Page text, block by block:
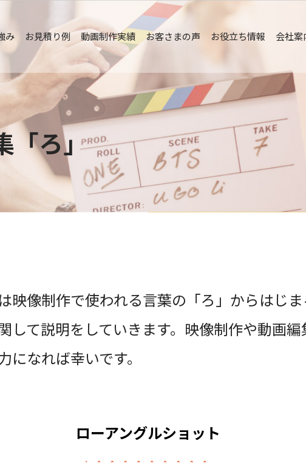
み お見積り例 動画制作実績 お客さまの声 お役立ち情報 会社案
「ろ」
映像制作で使われる言葉の「ろ」からはじま
して説明をしていきます。映像制作や動画編
になれば幸いです。
ローアングルショット